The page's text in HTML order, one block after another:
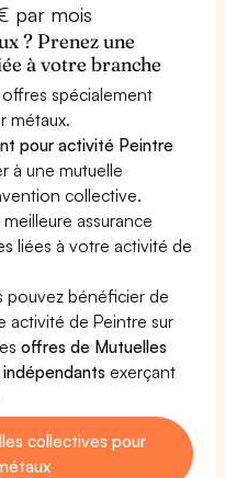
par mois
? Prenez une
à votre branche
spécialement
métaux.
pour activité Peintre
à une mutuelle
collective.
assurance
liées à votre activité de
pouvez bénéficier de
activité de Peintre sur
offres de Mutuelles
exerçant
collectives pour